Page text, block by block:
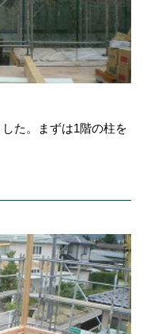
た。まずは1階の柱を